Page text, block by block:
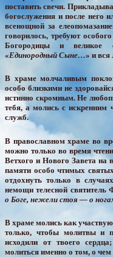
поставить свечи.
богослужения и после него
всенощной за
говорилось, требуют
Богородицы и великое
«Единородный Сыне…» и вся
В храме молчаливым
особо близкими не
истинно скромным. Не
тебя, а молись с искренним
служб.
В православном храме во
можно только во время
Ветхого и Нового Завета на
памяти особо чтимых
отдохнуть только в
немощи телесной святитель
о Боге, нежели стоя — о
В храме молись как
только, чтобы молитвы и
исходили от твоего
молиться именно о том, о